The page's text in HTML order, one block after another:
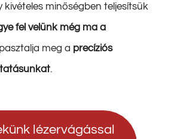
kivételes minőségben teljesítsük
fel velünk még ma a
meg a precíziós
.
lézervágással